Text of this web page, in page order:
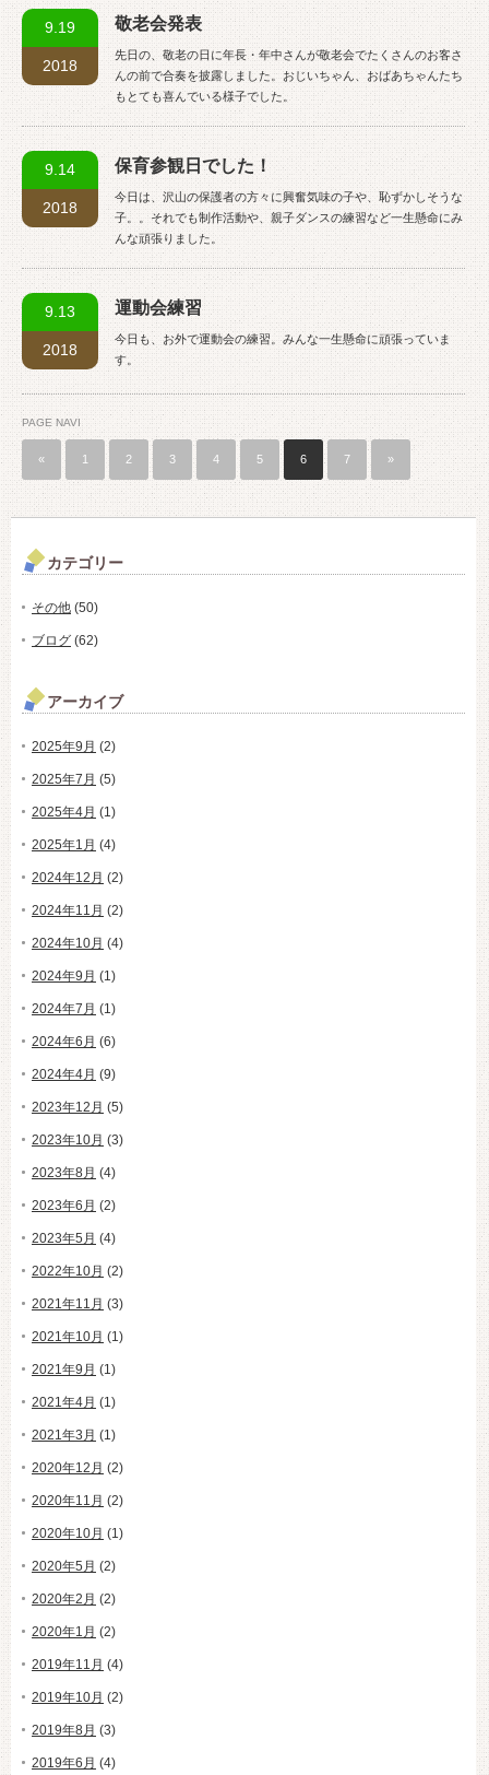
9.19
2018
敬老会発表
先日の、敬老の日に年長・年中さんが敬老会でたくさんのお客さ
んの前で合奏を披露しました。おじいちゃん、おばあちゃんたち
もとても喜んでいる様子でした。
9.14
2018
保育参観日でした！
今日は、沢山の保護者の方々に興奮気味の子や、恥ずかしそうな
子。。それでも制作活動や、親子ダンスの練習など一生懸命にみ
んな頑張りました。
9.13
2018
運動会練習
今日も、お外で運動会の練習。みんな一生懸命に頑張っていま
す。
PAGE NAVI
« 1 2 3 4 5 6 7 »
カテゴリー
その他 (50)
ブログ (62)
アーカイブ
2025年9月 (2)
2025年7月 (5)
2025年4月 (1)
2025年1月 (4)
2024年12月 (2)
2024年11月 (2)
2024年10月 (4)
2024年9月 (1)
2024年7月 (1)
2024年6月 (6)
2024年4月 (9)
2023年12月 (5)
2023年10月 (3)
2023年8月 (4)
2023年6月 (2)
2023年5月 (4)
2022年10月 (2)
2021年11月 (3)
2021年10月 (1)
2021年9月 (1)
2021年4月 (1)
2021年3月 (1)
2020年12月 (2)
2020年11月 (2)
2020年10月 (1)
2020年5月 (2)
2020年2月 (2)
2020年1月 (2)
2019年11月 (4)
2019年10月 (2)
2019年8月 (3)
2019年6月 (4)